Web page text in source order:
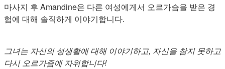
마사지 후 Amandine은 다른 여성에게서 오르가슴을 받은 경
험에 대해 솔직하게 이야기합니다.
그녀는 자신의 성생활에 대해 이야기하고, 자신을 참지 못하고
다시 오르가즘에 자위합니다!